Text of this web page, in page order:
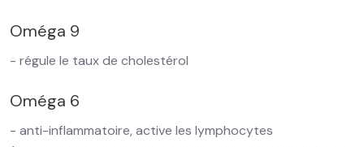
Oméga 9
- régule le taux de cholestérol
Oméga 6
- anti-inflammatoire, active les lymphocytes